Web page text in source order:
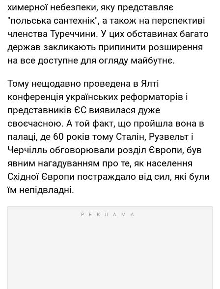
химерної небезпеки, яку представляє
"польська сантехнік", а також на перспективі
членства Туреччини. У цих обставинах багато
держав закликають припинити розширення
на все доступне для огляду майбутнє.
Тому нещодавно проведена в Ялті
конференція українських реформаторів і
представників ЄС виявилася дуже
своєчасною. А той факт, що пройшла вона в
палаці, де 60 років тому Сталін, Рузвельт і
Черчілль обговорювали розділ Європи, був
явним нагадуванням про те, як населення
Східної Європи постраждало від сил, які були
їм непідвладні.